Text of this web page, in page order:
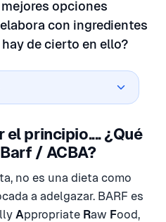
opciones
con ingredientes
de cierto en ello?
principio.... ¿Qué
/ ACBA?
no es una dieta como
a adelgazar. BARF es
Appropriate Raw Food,